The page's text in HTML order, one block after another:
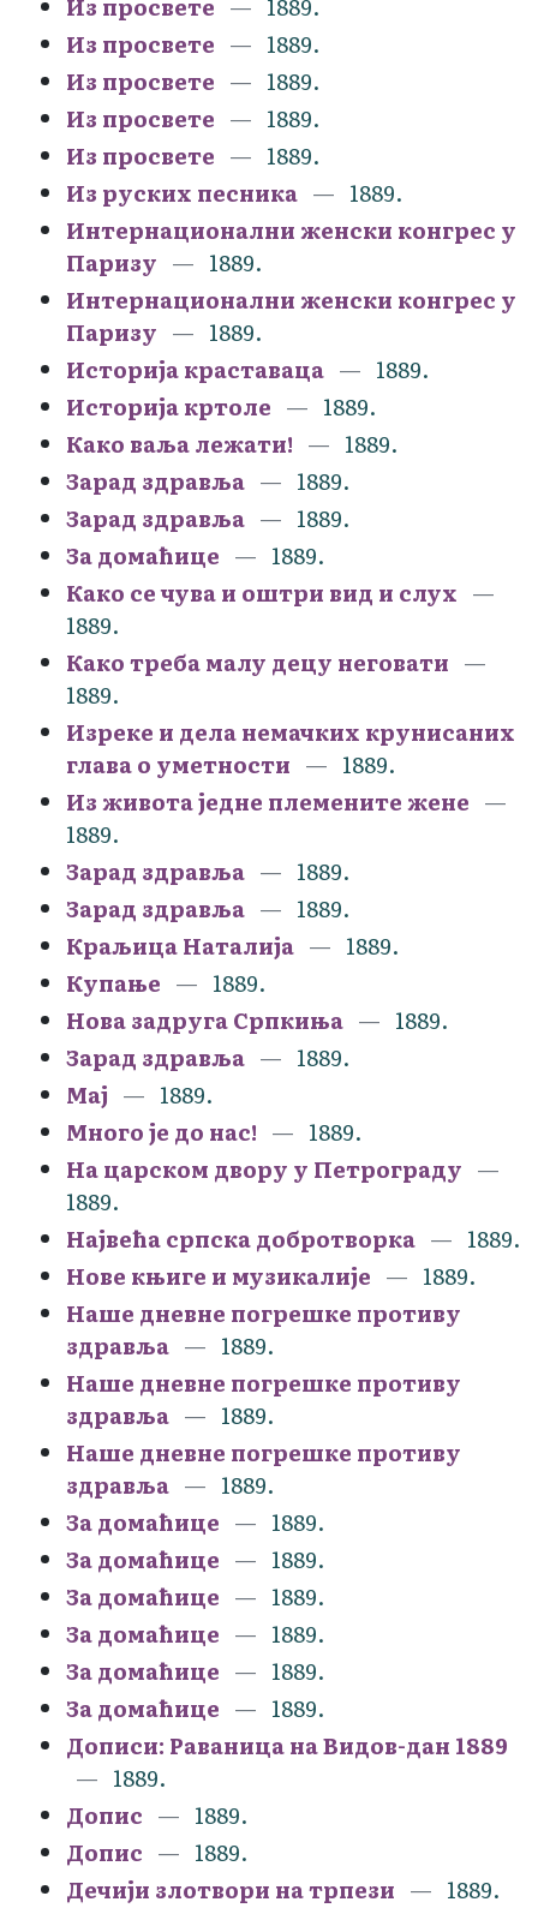
Из просвете
1889.
Из просвете
1889.
Из просвете
1889.
Из просвете
1889.
Из руских песника
1889.
Интернационални женски конгрес у
Паризу
1889.
Интернационални женски конгрес у
Паризу
1889.
Историја краставаца
1889.
Историја кртоле
1889.
Како ваља лежати!
1889.
Зарад здравља
1889.
Зарад здравља
1889.
За домаћице
1889.
Како се чува и оштри вид и слух
1889.
Како треба малу децу неговати
1889.
Изреке и дела немачких крунисаних
глава о уметности
1889.
Из живота једне племените жене
1889.
Зарад здравља
1889.
Зарад здравља
1889.
Краљица Наталија
1889.
Купање
1889.
Нова задруга Српкиња
1889.
Зарад здравља
1889.
Мај
1889.
Много је до нас!
1889.
На царском двору у Петрограду
1889.
Највећа српска добротворка
1889.
Нове књиге и музикалије
1889.
Наше дневне погрешке противу
здравља
1889.
Наше дневне погрешке противу
здравља
1889.
Наше дневне погрешке противу
здравља
1889.
За домаћице
1889.
За домаћице
1889.
За домаћице
1889.
За домаћице
1889.
За домаћице
1889.
За домаћице
1889.
Дописи: Раваница на Видов-дан 1889
1889.
Допис
1889.
Допис
1889.
Дечији злотвори на трпези
1889.